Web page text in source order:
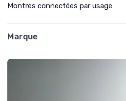
Montres connectées par usage
Marque